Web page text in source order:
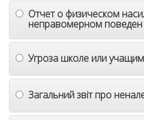
Отчет о физическом
неправомерном поведен
Угроза школе или
Загальний звіт про